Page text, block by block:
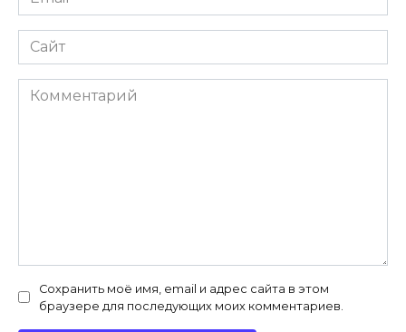
*
Сайт
Комментарий
Сохранить моё имя, email и адрес сайта в этом
браузере для последующих моих комментариев.